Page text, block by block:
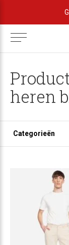
heren
Categorieën